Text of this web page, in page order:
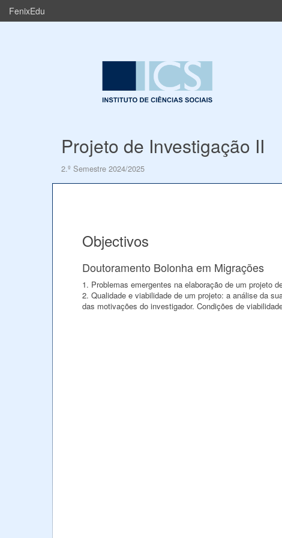
FenixEdu
Projeto de Investigação II
2.º Semestre 2024/2025
Objectivos
Doutoramento Bolonha em Migrações
1. Problemas emergentes na elaboração de um projeto
2. Qualidade e viabilidade de um projeto: a análise da
das motivações do investigador. Condições de